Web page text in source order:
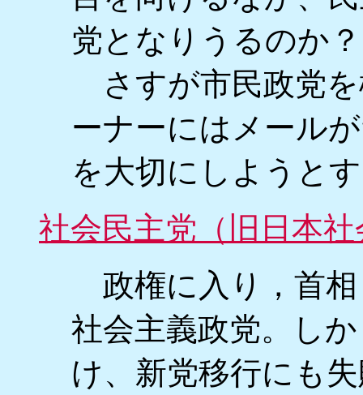
党となりうるのか？
さすが市民政党
ーナーにはメール
を大切にしようと
社会民主党（旧日本
政権に入り，首相
社会主義政党。し
け、新党移行にも